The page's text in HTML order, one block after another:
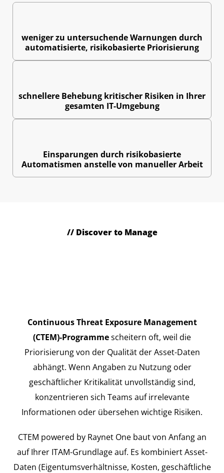
weniger zu untersuchende Warnungen durch
automatisierte, risikobasierte Priorisierung
schnellere Behebung kritischer Risiken in Ihrer
gesamten IT-Umgebung
Einsparungen durch risikobasierte
Automatismen anstelle von manueller Arbeit
// Discover to Manage
Continuous Threat Exposure Management
(CTEM)-Programmescheitern oft, weil die
Priorisierung von der Qualität der Asset-Daten
abhängt. Wenn Angaben zu Nutzung oder
geschäftlicher Kritikalität unvollständig sind,
konzentrieren sich Teams auf irrelevante
Informationen oder übersehen wichtige Risiken.
CTEM powered by Raynet One baut von Anfang an
auf Ihrer ITAM-Grundlage auf. Es kombiniert Asset-
Daten (Eigentumsverhältnisse, Kosten, geschäftliche